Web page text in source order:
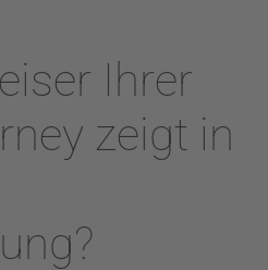
Ihrer
zeigt in